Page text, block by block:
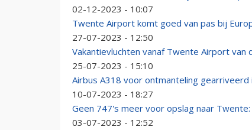
02-12-2023 - 10:07
Twente Airport komt goed van pas bij
27-07-2023 - 12:50
Vakantievluchten vanaf Twente Airport van
25-07-2023 - 15:10
Airbus A318 voor ontmanteling gearriveerd
10-07-2023 - 18:27
Geen 747's meer voor opslag naar
03-07-2023 - 12:52